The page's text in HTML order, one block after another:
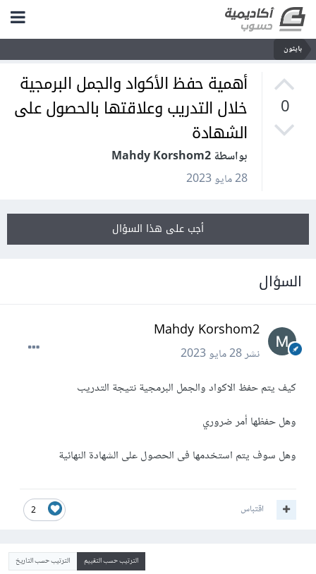
بايثون
0
أهمية حفظ الأكواد والجمل البرمجية
خلال التدريب وعلاقتها بالحصول على
الشهادة
بواسطة Mahdy Korshom2
28 مايو 2023
أجب على هذا السؤال
السؤال
Mahdy Korshom2
نشر28 مايو 2023
كيف يتم حفظ الاكواد والجمل البرمجية نتيجة التدريب
وهل حفظها أمر ضروري
وهل سوف يتم استخدمها فى الحصول على الشهادة النهائية
2 اقتباس
الترتيب حسب التقييم الترتيب حسب التاريخ